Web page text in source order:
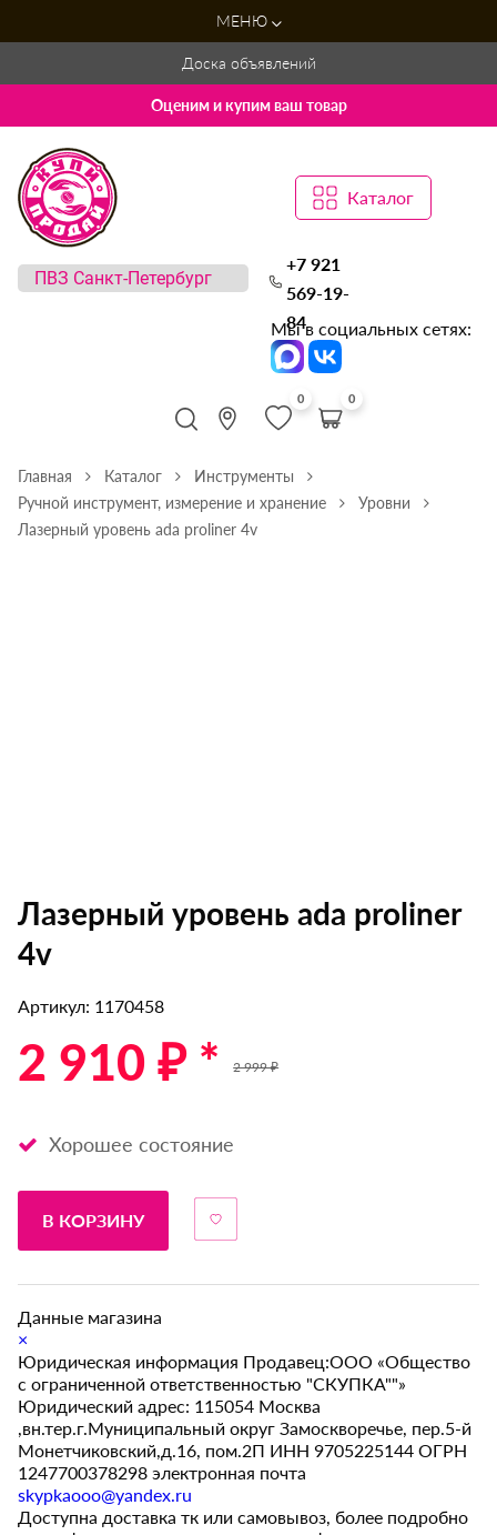
МЕНЮ
Доска объявлений
Оценим и купим ваш товар
Каталог
+7 921
569-19-
84
Мы в социальных сетях:
0 0
Главная Каталог
Инструменты
Ручной инструмент, измерение и хранение
Уровни
Лазерный уровень ada proliner 4v
Лазерный уровень ada proliner
4v
Артикул: 1170458
2 910 ₽ * 2 999 ₽
Хорошее состояние
В КОРЗИНУ
Данные магазина
×
Юридическая информация Продавец:ООО «Общество
с ограниченной ответственностью "СКУПКА""»
Юридический адрес: 115054 Москва
,вн.тер.г.Муниципальный округ Замоскворечье, пер.5-й
Монетчиковский,д.16, пом.2П ИНН 9705225144 ОГРН
1247700378298 электронная почта
skypkaooo@yandex.ru
Доступна доставка тк или самовывоз, более подробно